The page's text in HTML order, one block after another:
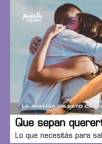
Que sepan
Lo que necesitás para